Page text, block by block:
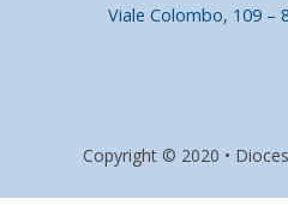
Viale Colombo, 109 –
Copyright © 2020 •